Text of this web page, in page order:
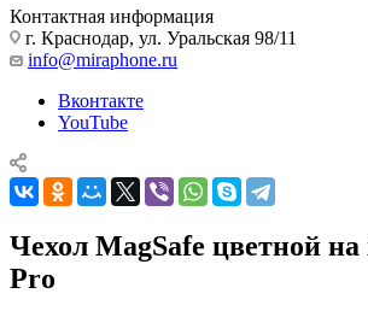
Контактная информация
г. Краснодар, ул. Уральская 98/11
info@miraphone.ru
Вконтакте
YouTube
Чехол MagSafe цветной на
Pro